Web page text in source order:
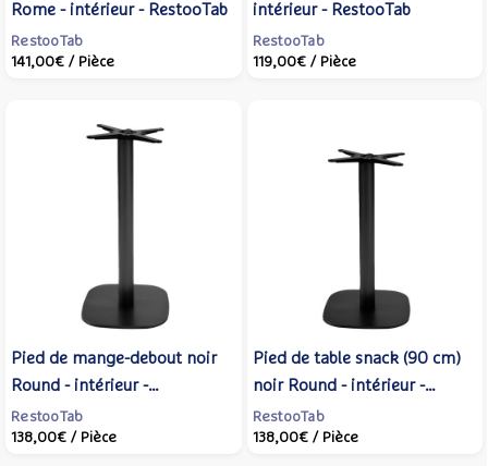
Rome - intérieur - RestooTab
RestooTab
141,00€ / Pièce
intérieur - RestooTab
RestooTab
119,00€ / Pièce
Pied de mange-debout noir
Round - intérieur -
RestooTab
RestooTab
138,00€ / Pièce
Pied de table snack (90 cm)
noir Round - intérieur -
RestooTab
RestooTab
138,00€ / Pièce